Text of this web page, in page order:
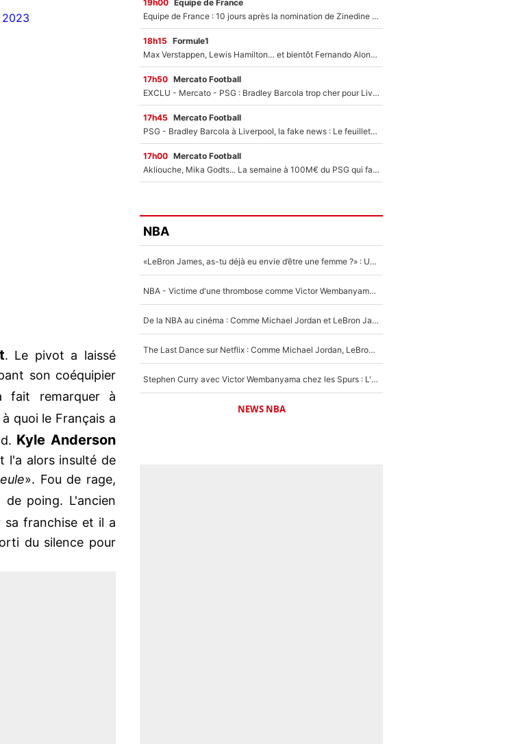
. Le pivot a laissé
son coéquipier
fait remarquer à
quoi le Français a
Kyle Anderson
l'a alors insulté de
». Fou de rage,
poing. L'ancien
franchise et il a
du silence pour
19h00 Équipe de France
Equipe de France : 10 jours après la nomination de Zinedine Zidane, c'est au tour de son fils de prendre un nouveau départ !
18h15 Formule1
Max Verstappen, Lewis Hamilton… et bientôt Fernando Alonso ? Le classement des pilotes les mieux payés en Formule 1 risque de changer !
17h50 Mercato Football
EXCLU - Mercato - PSG : Bradley Barcola trop cher pour Liverpool
17h45 Mercato Football
PSG - Bradley Barcola à Liverpool, la fake news : Le feuilleton continue !
17h00 Mercato Football
Akliouche, Mika Godts... La semaine à 100M€ du PSG qui fait basculer le mercato du PSG !
NBA
«LeBron James, as-tu déjà eu envie d’être une femme ?» : Un dérapage de Donald Trump sur la superstar de la NBA refait surface
NBA - Victime d'une thrombose comme Victor Wembanyama, Chris Bosh prévient le Français des risques sur sa santé : «J’ai failli mourir sur le coup et j’ai été ramené à la vie»
De la NBA au cinéma : Comme Michael Jordan et LeBron James, Victor Wembanyama rêve d'une carrière d'acteur !
The Last Dance sur Netflix : Comme Michael Jordan, LeBron James va avoir le droit à sa série !
Stephen Curry avec Victor Wembanyama chez les Spurs : L'idée d'un trade historique est lancée en NBA !
NEWS NBA